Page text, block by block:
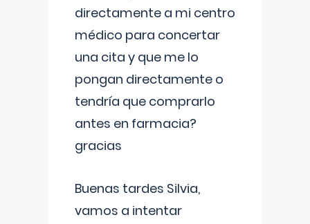
directamente a mi centro
médico para concertar
una cita y que me lo
pongan directamente o
tendría que comprarlo
antes en farmacia?
gracias
Buenas tardes Silvia,
vamos a intentar